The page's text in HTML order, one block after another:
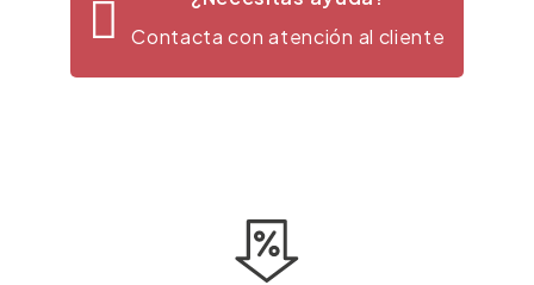
Contacta con atención al cliente